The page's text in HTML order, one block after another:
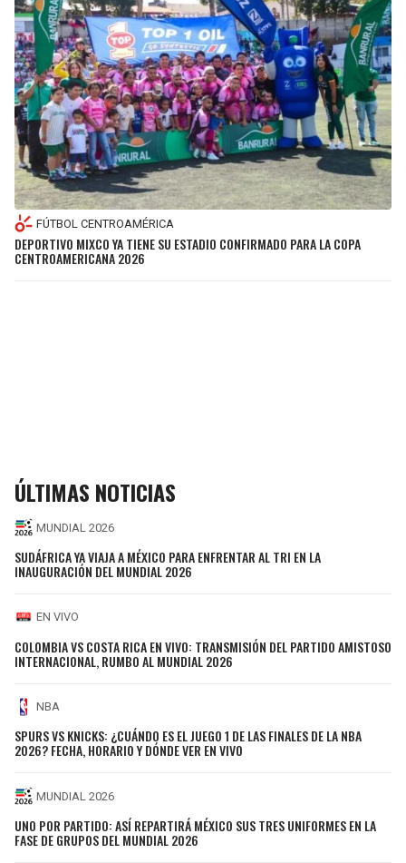
FÚTBOL CENTROAMÉRICA
DEPORTIVO MIXCO YA TIENE SU ESTADIO CONFIRMADO PARA LA COPA
CENTROAMERICANA 2026
ÚLTIMAS NOTICIAS
MUNDIAL 2026
SUDÁFRICA YA VIAJA A MÉXICO PARA ENFRENTAR AL TRI EN LA
INAUGURACIÓN DEL MUNDIAL 2026
EN VIVO
COLOMBIA VS COSTA RICA EN VIVO: TRANSMISIÓN DEL PARTIDO AMISTOSO
INTERNACIONAL, RUMBO AL MUNDIAL 2026
NBA
SPURS VS KNICKS: ¿CUÁNDO ES EL JUEGO 1 DE LAS FINALES DE LA NBA
2026? FECHA, HORARIO Y DÓNDE VER EN VIVO
MUNDIAL 2026
UNO POR PARTIDO: ASÍ REPARTIRÁ MÉXICO SUS TRES UNIFORMES EN LA
FASE DE GRUPOS DEL MUNDIAL 2026